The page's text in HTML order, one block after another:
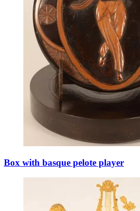
Box with basque pelote player